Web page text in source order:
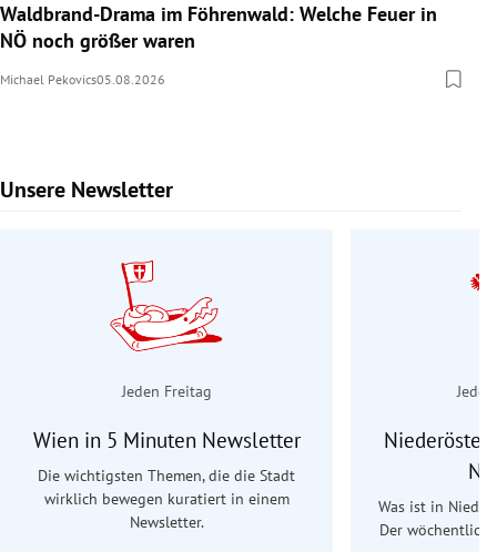
Waldbrand-Drama im Föhrenwald: Welche Feuer in
NÖ noch größer waren
Michael Pekovics05.08.2026
Unsere Newsletter
Slide 1 von 9
Jeden Freitag
Wien in 5 Minuten Newsletter
Die wichtigsten Themen, die die Stadt
wirklich bewegen kuratiert in einem
Newsletter.
Was ist in
Der